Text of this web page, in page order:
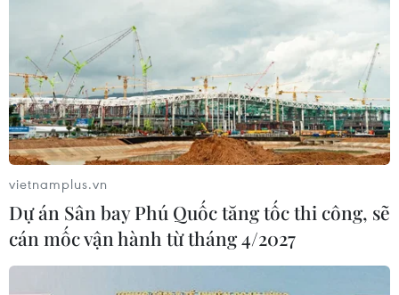
vietnamplus.vn
Dự án Sân bay Phú Quốc tăng tốc thi công, sẽ
cán mốc vận hành từ tháng 4/2027